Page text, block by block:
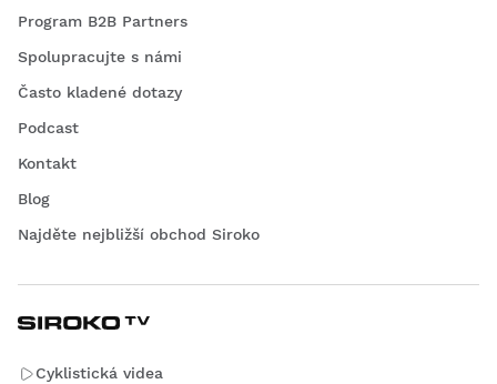
Program B2B Partners
Spolupracujte s námi
Často kladené dotazy
Podcast
Kontakt
Blog
Najděte nejbližší obchod Siroko
Cyklistická videa